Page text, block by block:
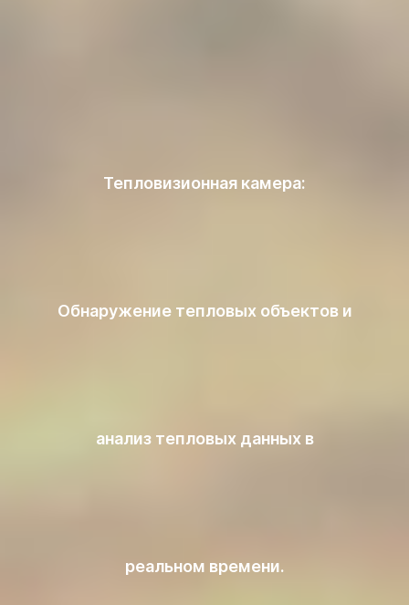
Тепловизионная камера:
Обнаружение тепловых объектов и
анализ тепловых данных в
реальном времени.